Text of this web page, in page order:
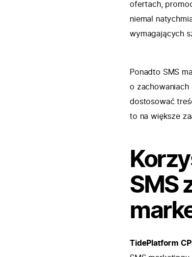
ofertach,
niemal
wymagających
Ponadto SMS
o
dostosować
to na większe
SMS
TidePlatform